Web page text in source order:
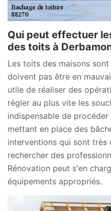
Qui peut effectuer
des toits à
Les toits des maisons
doivent pas être en
utile de réaliser des
régler au plus vite les
indispensable de
mettant en place des
interventions qui sont très
rechercher des
Rénovation peut s'en
équipements appropriés.